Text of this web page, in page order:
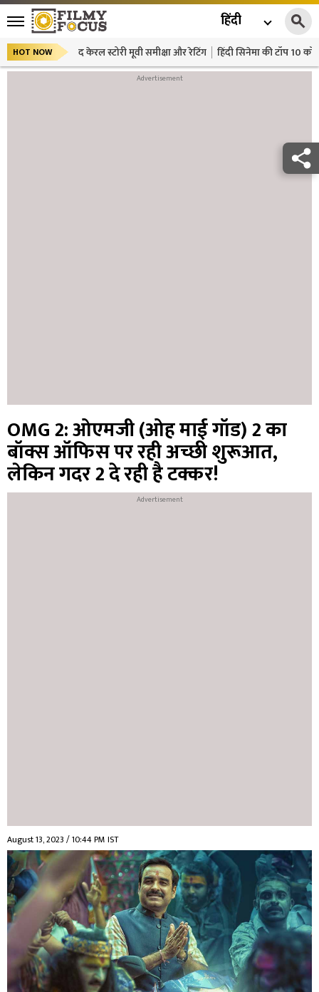
हिंदी
HOT NOW द केरल स्टोरी मूवी समीक्षा और रेटिंग हिंदी सिनेमा की टॉप 10
OMG 2: ओएमजी (ओह माई गॉड) 2 का
बॉक्स ऑफिस पर रही अच्छी शुरूआत,
लेकिन गदर 2 दे रही है टक्कर!
August 13, 2023 / 10:44 PM IST